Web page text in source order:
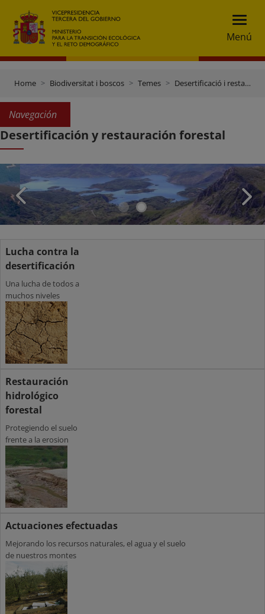
Menú
Home Biodiversitat i boscos Temes Desertificació i restauració forestal
Navegación
Desertificación y restauración forestal
Lucha contra la
desertificación
Una lucha de todos a
muchos niveles
Restauración
hidrológico
forestal
Protegiendo el suelo
frente a la erosion
Actuaciones efectuadas
Mejorando los recursos naturales, el agua y el suelo
de nuestros montes